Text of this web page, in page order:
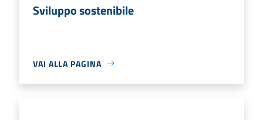
Sviluppo sostenibile
VAI ALLA PAGINA